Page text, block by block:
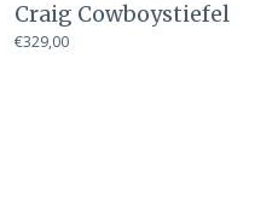
Craig Cowboystiefel
€329,00